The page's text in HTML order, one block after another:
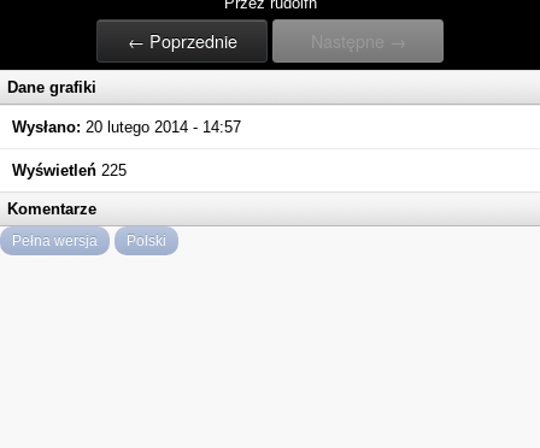
← Poprzednie Następne →
Dane grafiki
Wysłano: 20 lutego 2014 - 14:57
Wyświetleń 225
Komentarze
Pełna wersja Polski